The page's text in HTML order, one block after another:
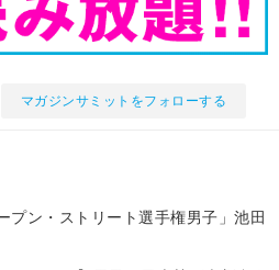
マガジンサミットをフォローする
プン・ストリート選手権男子」池田